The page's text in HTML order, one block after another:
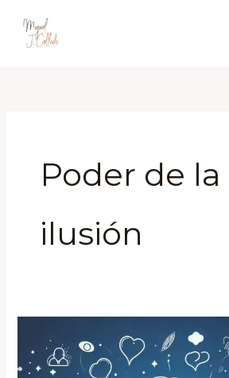
contenido
Poder de la
ilusión
comienzo
emocionante